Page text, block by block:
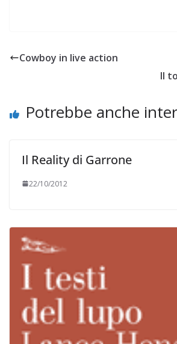
Scrivendo l'articolo mi
sono reso conto che è
Cowboy in live action
Il
Potrebbe anche
Il Reality di Garrone
22/10/2012